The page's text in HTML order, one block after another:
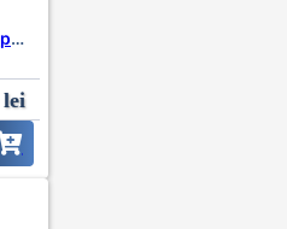
Dragoste, identitate și scop pentru copii
lei